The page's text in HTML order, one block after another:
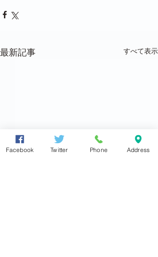
最新記事 すべて表示
Facebook Twitter Phone Address